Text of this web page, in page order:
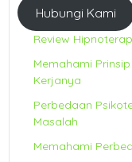
Hubungi Kami
Review
Memahami
Kerjanya
Perbedaan
Masalah
Memahami